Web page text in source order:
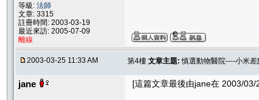
等級: 法師
文章: 3315
註冊時間: 2003-03-19
最近來訪: 2005-07-09
離線
2003-03-25 11:33 AM 第4樓 文章主題: 慎選動物醫院----小米差
jane [這篇文章最後由jane在 2003/